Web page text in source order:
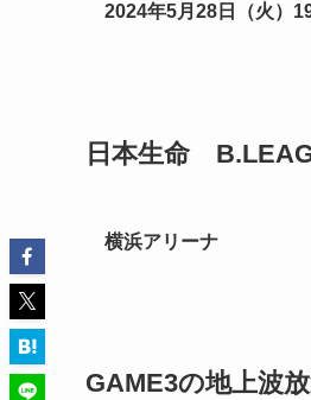
2024年5月28日（火）
日本生命
横浜アリーナ
GAME3の地上波